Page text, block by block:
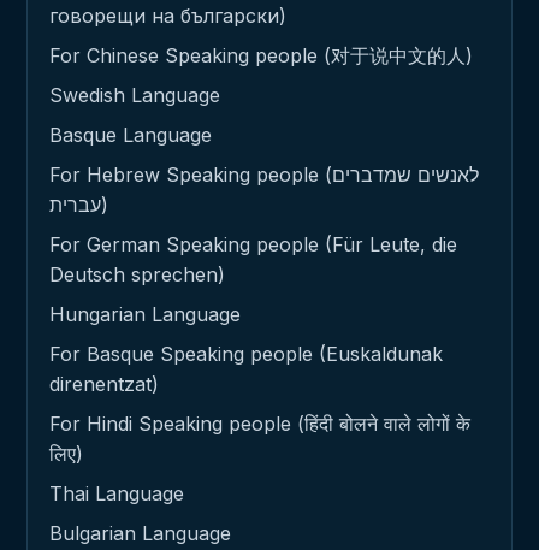
говорещи на български)
For Chinese Speaking people (对于说中文的人)
Swedish Language
Basque Language
For Hebrew Speaking people (לאנשים שמדברים
עברית)
For German Speaking people (Für Leute, die
Deutsch sprechen)
Hungarian Language
For Basque Speaking people (Euskaldunak
direnentzat)
For Hindi Speaking people (हिंदी बोलने वाले लोगों के
लिए)
Thai Language
Bulgarian Language